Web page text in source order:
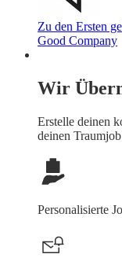
Zu den Ersten
Good Company
Wir
Erstelle deinen
deinen
Personalisierte